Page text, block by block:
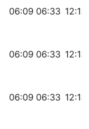
06:09 06:33 12:13
06:09 06:33 12:13
06:09 06:33 12:13